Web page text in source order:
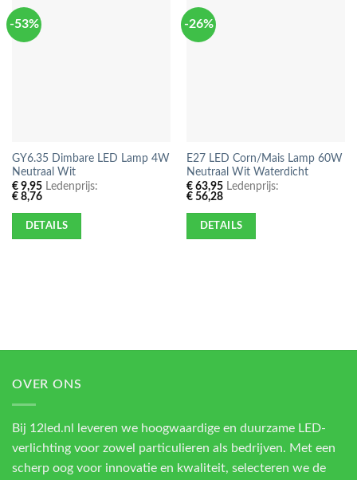
-53%
GY6.35 Dimbare LED Lamp 4W
Neutraal Wit
€9,95Ledenprijs:
€8,76
DETAILS
-26%
E27 LED Corn/Mais Lamp 60W
Neutraal Wit Waterdicht
€63,95Ledenprijs:
€56,28
DETAILS
OVER ONS
Bij 12led.nl leveren we hoogwaardige en duurzame LED-
verlichting voor zowel particulieren als bedrijven. Met een
scherp oog voor innovatie en kwaliteit, selecteren we de